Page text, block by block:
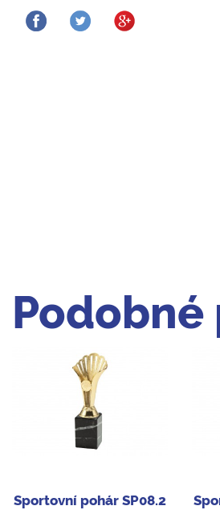
poháry - zlato,
stříbro, bronz
Sportovní pohár SP08.2